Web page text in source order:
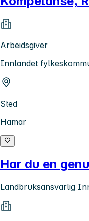
Arbeidsgiver
Innlandet
Sted
Hamar
Har du en
Landbruksansvarlig